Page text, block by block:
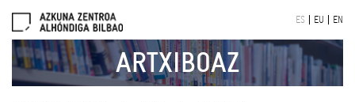
navigation
ES EU EN
ARTXIBOAZ